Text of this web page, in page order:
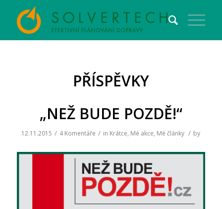
PŘÍSPĚVKY
„NEŽ BUDE POZDĚ!“
12.11.2015 / 4 Komentáře / in Krátce, Mé akce, Mé články / by